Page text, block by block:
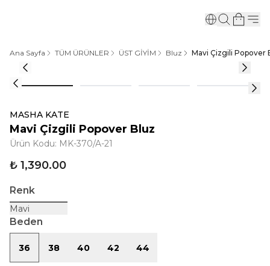
Ana Sayfa TÜM ÜRÜNLER ÜST GİYİM Bluz Mavi Çizgili Popover
MASHA KATE
Mavi Çizgili Popover Bluz
Ürün Kodu: MK-370/A-21
₺ 1,390.00
Renk
Mavi
Beden
36 38 40 42 44